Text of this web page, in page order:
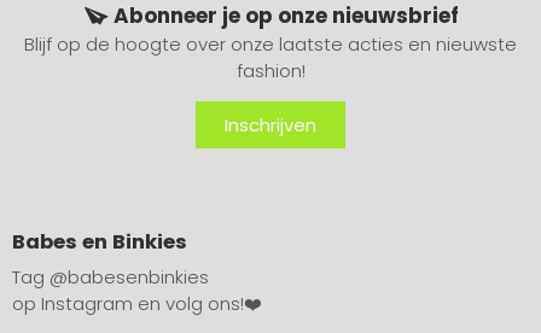
Abonneer je op onze nieuwsbrief
Blijf op de hoogte over onze laatste acties en nieuwste
fashion!
Inschrijven
Babes en Binkies
Tag @babesenbinkies
op Instagram en volg ons!❤️